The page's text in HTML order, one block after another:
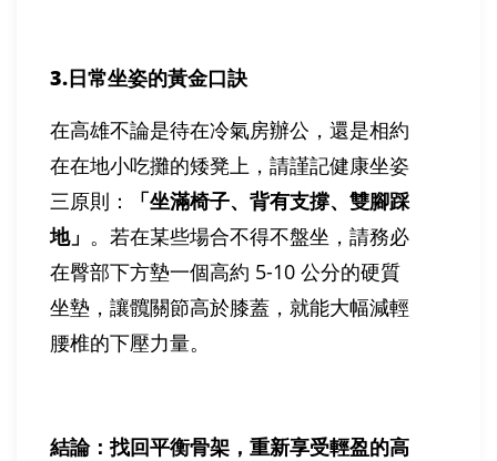
3.日常坐姿的黃金口訣
在高雄不論是待在冷氣房辦公，還是相約
在在地小吃攤的矮凳上，請謹記健康坐姿
三原則：
「坐滿椅子、背有支撐、雙腳踩
地」 。若在某些場合不得不盤坐，請務必
在臀部下方墊一個高約 5-10 公分的硬質
坐墊，讓髖關節高於膝蓋，就能大幅減輕
腰椎的下壓力量。
結論：找回平衡骨架，重新享受輕盈的高